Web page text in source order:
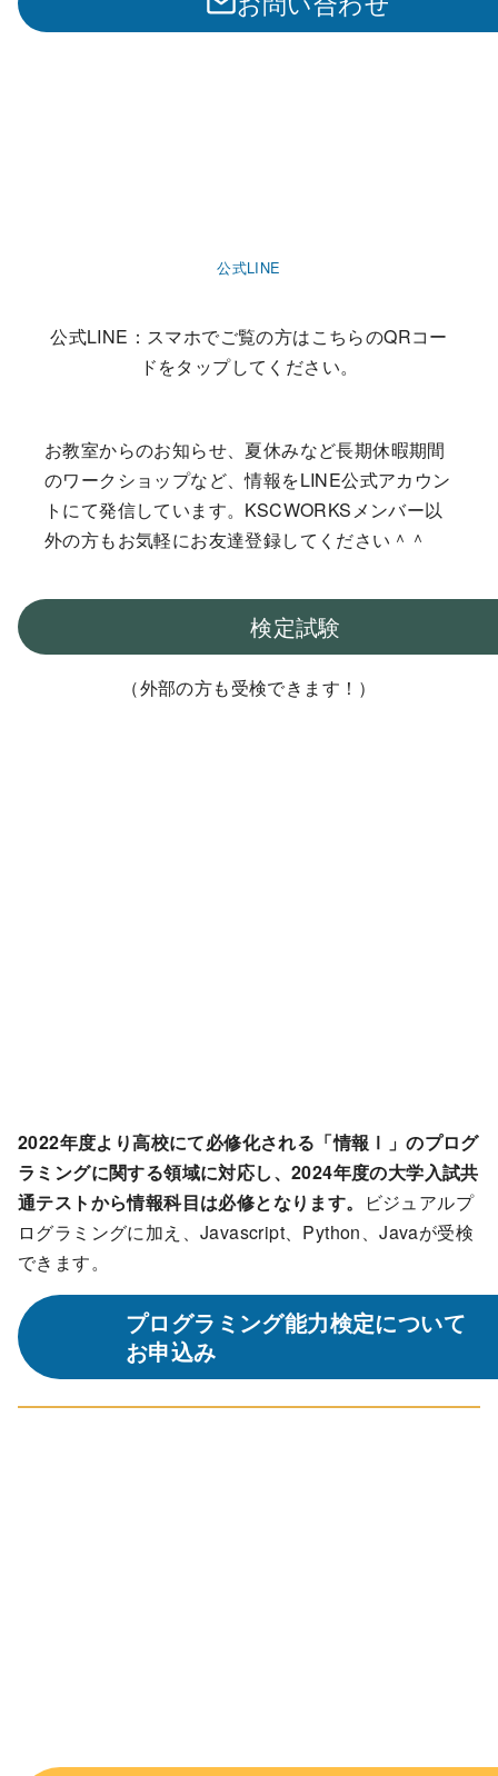
公式LINE
公式LINE：スマホでご覧の方はこちらのQRコー
ドをタップしてください。
お教室からのお知らせ、夏休みなど長期休暇期間
のワークショップなど、情報をLINE公式アカウン
トにて発信しています。KSCWORKSメンバー以
外の方もお気軽にお友達登録してください＾＾
検定試験
（外部の方も受検できます！）
2022年度より高校にて必修化される「情報Ⅰ」のプログ
ラミングに関する領域に対応し、2024年度の大学入試共
通テストから情報科目は必修となります。
ビジュアルプ
ログラミングに加え、Javascript、Python、Javaが受検
できます。
プログラミング能力検定について
お申込み